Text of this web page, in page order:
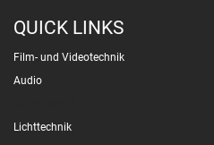
QUICK LINKS
Film- und Videotechnik
Audio
Lichttechnik